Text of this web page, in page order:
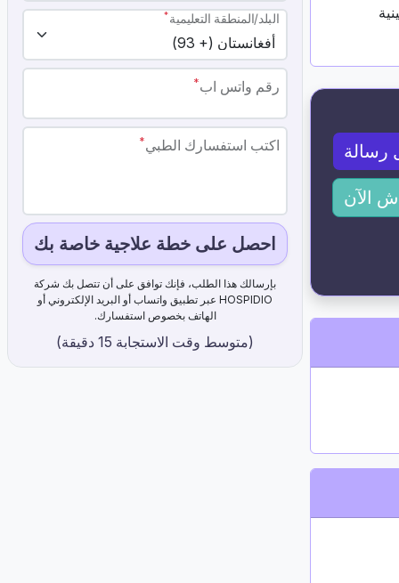
رسالة
الآن
البلد/المنطقة التعليمية*
رقم واتس اب*
اكتب استفسارك الطبي*
احصل على خطة علاجية خاصة بك
بإرسالك هذا الطلب، فإنك توافق على أن تتصل بك شركة
HOSPIDIO عبر تطبيق واتساب أو البريد الإلكتروني أو
الهاتف بخصوص استفسارك.
(متوسط ​​وقت الاستجابة 15 دقيقة)